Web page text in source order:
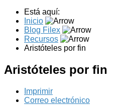
Está aquí:
Inicio
Blog Filex
Recursos
Aristóteles por fin
Aristóteles por fin
Imprimir
Correo electrónico